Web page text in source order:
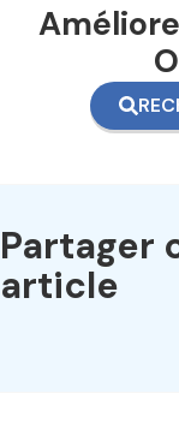
Partager
article